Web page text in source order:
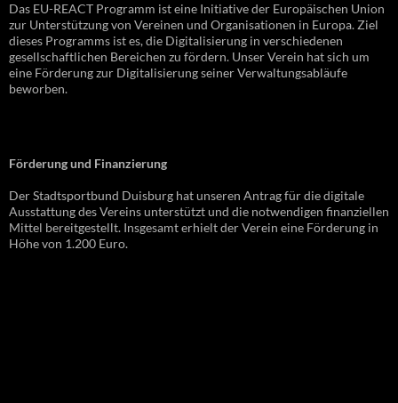
Das EU-REACT Programm ist eine Initiative der Europäischen Union
zur Unterstützung von Vereinen und Organisationen in Europa. Ziel
dieses Programms ist es, die Digitalisierung in verschiedenen
gesellschaftlichen Bereichen zu fördern. Unser Verein hat sich um
eine Förderung zur Digitalisierung seiner Verwaltungsabläufe
beworben.
Förderung und Finanzierung
Der Stadtsportbund Duisburg hat unseren Antrag für die digitale
Ausstattung des Vereins unterstützt und die notwendigen finanziellen
Mittel bereitgestellt. Insgesamt erhielt der Verein eine Förderung in
Höhe von 1.200 Euro.